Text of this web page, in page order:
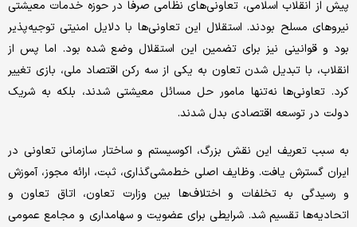
پیش از انقلاب اسلامی، تعاونی‌های نظامی صرفا در حوزه خدمات معیشتی
نیروهای مسلح بودند. استقلال این تعاونی‌ها با دلایل امنیتی توجیه‌پذیر
بود و قوانینی نیز برای تضمین این استقلال وضع شده بود. اما پس از
انقلاب، با تبدیل شدن تعاون به یکی از سه رکن اقتصاد ملی، بازی تغییر
کرد. تعاونی‌ها نه‌تنها مامور حل مسائل معیشتی شدند، بلکه به شریک
دولت در توسعه اقتصادی بدل شدند.
به سبب تعریف این نقش بزرگ، اکوسیستم و ساختار سازمانی تعاونی در
ایران گسترش یافت. وظایف اصلی خط‌مشی‌گذاری، ثبت، ارائه مجوز، آموزش
و رسیدگی به تخلفات و اختلاف‌ها بین وزارت تعاون، اتاق تعاون و
اتحادیه‌ها تقسیم شد. شرایطی برای عضویت و سهامداری و مجامع عمومی